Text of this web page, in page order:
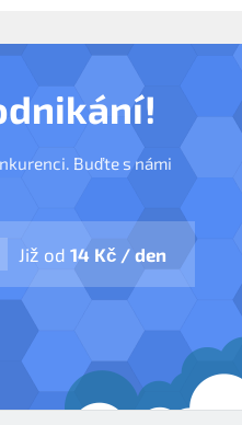
Buďte s námi
Již od 14 Kč / den